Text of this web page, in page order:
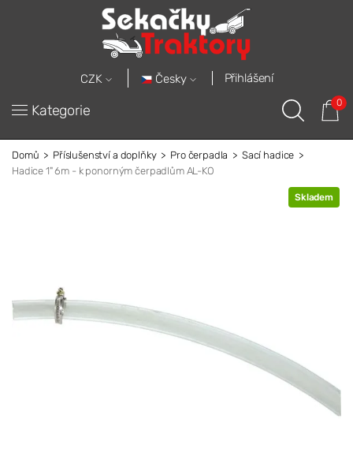
CZK Česky Přihlášení
Kategorie 0
Domů Příslušenství a doplňky Pro čerpadla
Sací hadice
Hadice 1" 6m - k ponorným čerpadlům AL-KO
Skladem